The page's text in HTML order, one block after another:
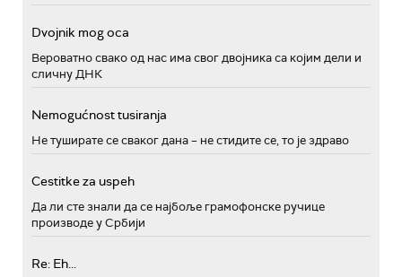
Dvojnik mog oca
Вероватно свако од нас има свог двојника са којим дели и
сличну ДНК
Nemogućnost tusiranja
Не туширате се сваког дана – не стидите се, то је здраво
Cestitke za uspeh
Да ли сте знали да се најбоље грамофонске ручице
производе у Србији
Re: Eh...